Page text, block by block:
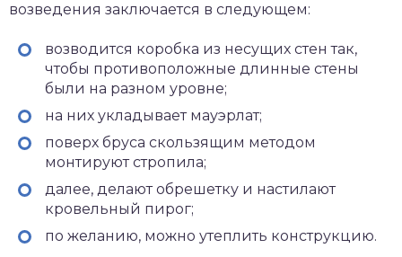
возведения заключается в следующем:
возводится коробка из несущих стен так,
чтобы противоположные длинные стены
были на разном уровне;
на них укладывает мауэрлат;
поверх бруса скользящим методом
монтируют стропила;
далее, делают обрешетку и настилают
кровельный пирог;
по желанию, можно утеплить конструкцию.